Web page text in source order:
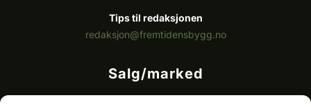
Tips til redaksjonen
redaksjon@fremtidensbygg.no
Salg/marked